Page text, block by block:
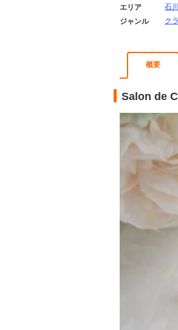
エリア 石川
ジャンル
ク
概要
Salon de